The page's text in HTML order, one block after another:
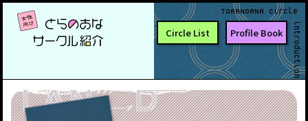
TORANOANA Circle
introduction
Circle List Profile Book